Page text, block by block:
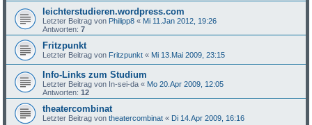
leichterstudieren.wordpress.com
Letzter Beitrag von Philipp8 « Mi 11.Jan 2012, 19:26
Antworten:7
Fritzpunkt
Letzter Beitrag von Fritzpunkt « Mi 13.Mai 2009, 23:15
Info-Links zum Studium
Letzter Beitrag von In-sei-da « Mo 20.Apr 2009, 12:05
Antworten:12
theatercombinat
Letzter Beitrag vontheatercombinat « Di 14.Apr 2009, 16:16